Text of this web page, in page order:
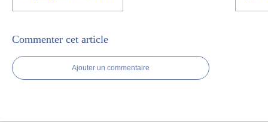
Commenter cet article
Ajouter un commentaire